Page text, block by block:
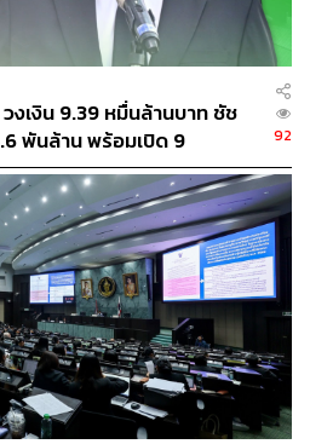
งเงิน 9.39 หมื่นล้านบาท ชัช
พันล้าน พร้อมเปิด 9
92